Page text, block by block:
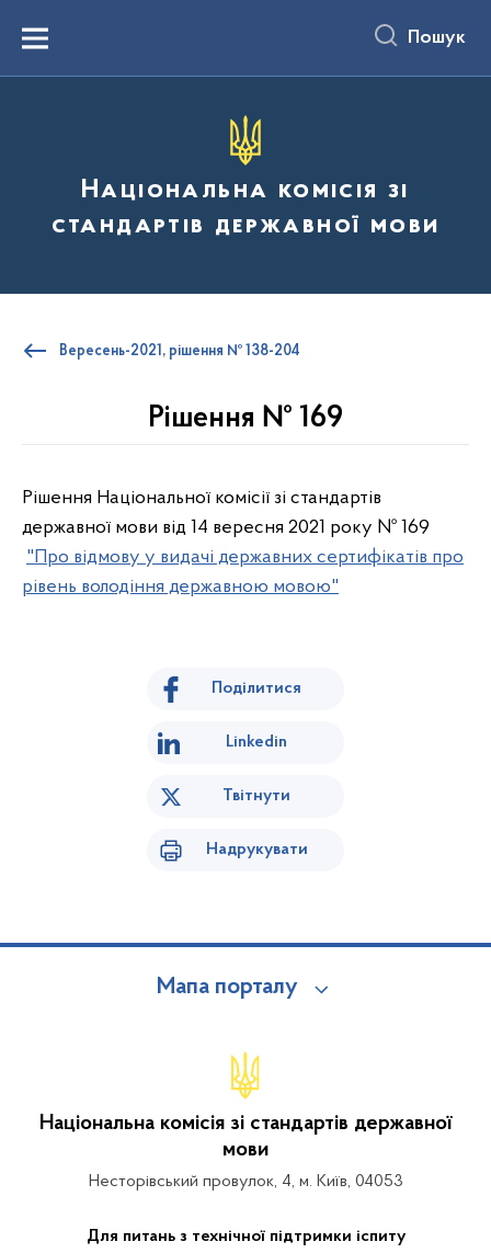
вмістуMenu Пошук
Національна комісія зі
стандартів державної мови
Вересень-2021, рішення № 138-204
Рішення № 169
Рішення Національної комісії зі стандартів
державної мови від 14 вересня 2021 року № 169
"Про відмову у видачі державних сертифікатів про
рівень володіння державною мовою"
Поділитися
Linkedin
Твітнути
Надрукувати
Мапа порталу
Національна комісія зі стандартів державної
мови
Несторівський провулок, 4, м. Київ, 04053
Для питань з технічної підтримки іспиту